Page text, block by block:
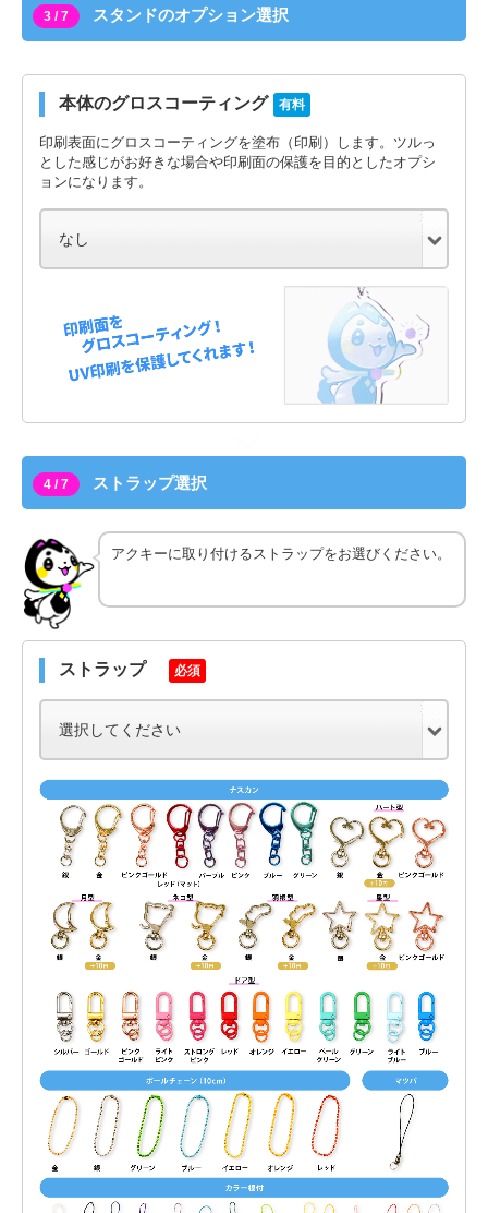
3 / 7 スタンドのオプション選択
本体のグロスコーティング 有料
印刷表面にグロスコーティングを塗布（印刷）します。ツルっ
とした感じがお好きな場合や印刷面の保護を目的としたオプシ
ョンになります。
4 / 7 ストラップ選択
アクキーに取り付けるストラップをお選びください。
ストラップ 必須